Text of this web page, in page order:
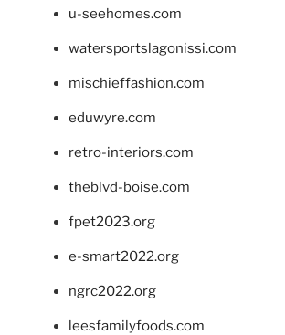
u-seehomes.com
watersportslagonissi.com
mischieffashion.com
eduwyre.com
retro-interiors.com
theblvd-boise.com
fpet2023.org
e-smart2022.org
ngrc2022.org
leesfamilyfoods.com